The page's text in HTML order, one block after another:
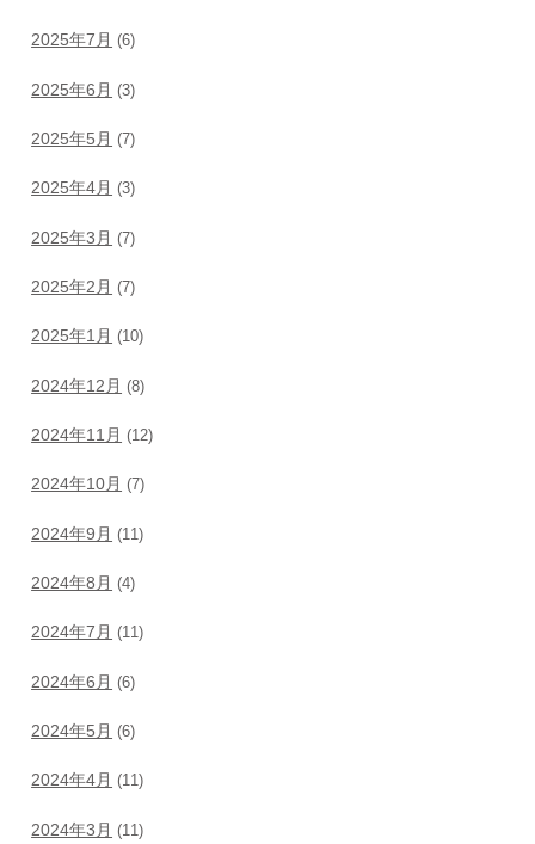
2025年7月 (6)
2025年6月 (3)
2025年5月 (7)
2025年4月 (3)
2025年3月 (7)
2025年2月 (7)
2025年1月 (10)
2024年12月 (8)
2024年11月 (12)
2024年10月 (7)
2024年9月 (11)
2024年8月 (4)
2024年7月 (11)
2024年6月 (6)
2024年5月 (6)
2024年4月 (11)
2024年3月 (11)